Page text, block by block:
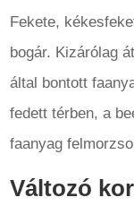
Fekete,
bogár. Kizárólag
által bontott
fedett térben, a
faanyag
Változó